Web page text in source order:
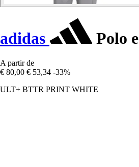
adidas Polo
A partir de
€ 80,00 € 53,34 -33%
ULT+ BTTR PRINT WHITE